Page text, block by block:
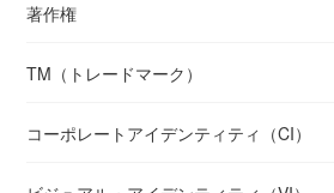
著作権
TM（トレードマーク）
コーポレートアイデンティティ（CI）